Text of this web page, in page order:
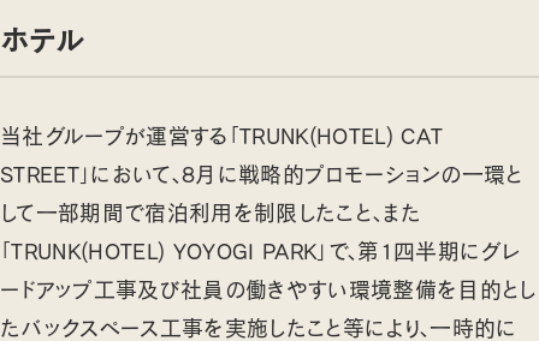
ホテル
当社グループが運営する「TRUNK(HOTEL) CAT
STREET」において、8月に戦略的プロモーションの一環と
して一部期間で宿泊利用を制限したこと、また
「TRUNK(HOTEL) YOYOGI PARK」で、第1四半期にグレ
ードアップ工事及び社員の働きやすい環境整備を目的とし
たバックスペース工事を実施したこと等により、一時的に